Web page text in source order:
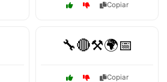
Copiar
🔧🔴⚒️🌍📅
Copiar